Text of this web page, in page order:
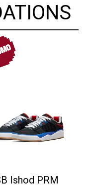
Ishod PRM